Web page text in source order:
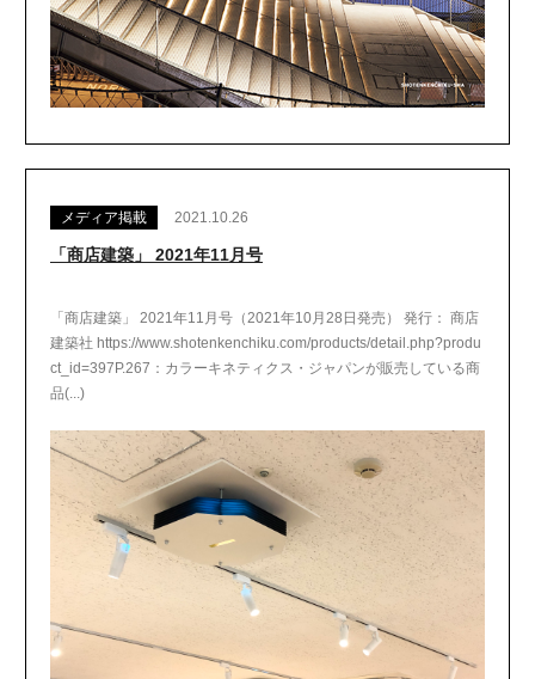
メディア掲載 2021.10.26
「商店建築」 2021年11月号
「商店建築」 2021年11月号（2021年10月28日発売） 発行： 商店
建築社 https://www.shotenkenchiku.com/products/detail.php?produ
ct_id=397P.267：カラーキネティクス・ジャパンが販売している商
品(...)